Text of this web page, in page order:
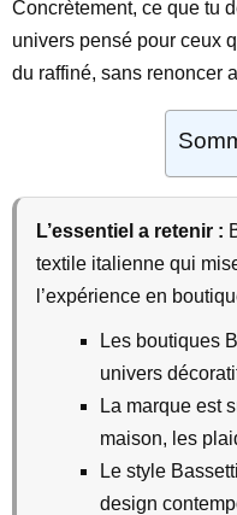
Concrètement, ce que tu
univers pensé pour ceux
du raffiné, sans renoncer
L’essentiel a retenir :
textile italienne qui
l’expérience en
Les boutiques
univers
La marque est
maison, les
Le style
design